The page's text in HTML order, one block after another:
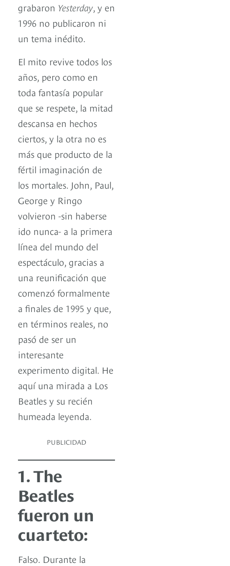
grabaron Yesterday, y en
1996 no publicaron ni
un tema inédito.
El mito revive todos los
años, pero como en
toda fantasía popular
que se respete, la mitad
descansa en hechos
ciertos, y la otra no es
más que producto de la
fértil imaginación de
los mortales. John, Paul,
George y Ringo
volvieron -sin haberse
ido nunca- a la primera
línea del mundo del
espectáculo, gracias a
una reunificación que
comenzó formalmente
a finales de 1995 y que,
en términos reales, no
pasó de ser un
interesante
experimento digital. He
aquí una mirada a Los
Beatles y su recién
humeada leyenda.
PUBLICIDAD
1. The
Beatles
fueron un
cuarteto:
Falso. Durante la